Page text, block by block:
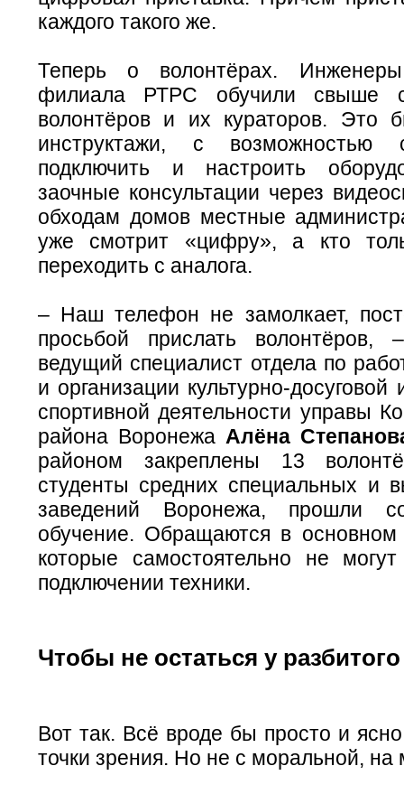
каждого такого же.
Теперь о волонтёрах. Инженеры
филиала РТРС обучили свыше
волонтёров и их кураторов. Это
инструктажи, с возможностью
подключить и настроить
заочные консультации через
обходам домов местные
уже смотрит «цифру», а кто
переходить с аналога.
– Наш телефон не замолкает,
просьбой прислать волонтёров,
ведущий специалист отдела по
и организации культурно-досуговой
спортивной деятельности управы
района Воронежа Алёна
районом закреплены 13
студенты средних специальных и
заведений Воронежа, прошли
обучение. Обращаются в
которые самостоятельно не
подключении техники.
Чтобы не остаться у
Вот так. Всё вроде бы просто и
точки зрения. Но не с моральной, на